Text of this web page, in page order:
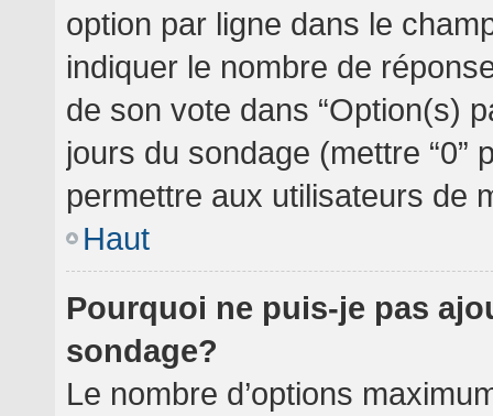
option par ligne dans le
indiquer le nombre de
de son vote dans “Option(s)
jours du sondage (mettre “0”
permettre aux utilisateurs de
Haut
Pourquoi ne puis-je pas
sondage?
Le nombre d’options